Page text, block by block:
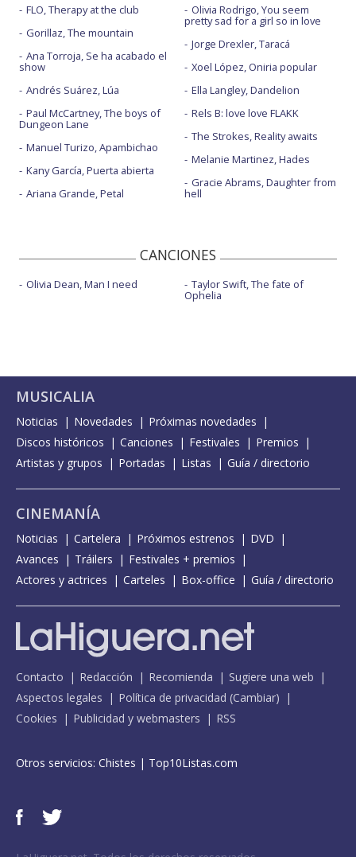
FLO, Therapy at the club
Gorillaz, The mountain
Ana Torroja, Se ha acabado el
show
Andrés Suárez, Lúa
Paul McCartney, The boys of
Dungeon Lane
Manuel Turizo, Apambichao
Kany García, Puerta abierta
Ariana Grande, Petal
Olivia Rodrigo, You seem
pretty sad for a girl so in love
Jorge Drexler, Taracá
Xoel López, Oniria popular
Ella Langley, Dandelion
Rels B: love love FLAKK
The Strokes, Reality awaits
Melanie Martinez, Hades
Gracie Abrams, Daughter from
hell
CANCIONES
Olivia Dean, Man I need Taylor Swift, The fate of
Ophelia
MUSICALIA
Noticias Novedades
Próximas novedades
Discos históricos
Canciones Festivales
Premios
Artistas y grupos
Portadas Listas Guía / directorio
CINEMANÍA
Noticias Cartelera Próximos estrenos
DVD
Avances
Tráilers
Festivales + premios
Actores y actrices
Carteles Box-office Guía / directorio
Contacto Redacción Recomienda
Sugiere una web
Aspectos legales
Política de privacidad (Cambiar)
Cookies
Publicidad y webmasters RSS
Otros servicios: Chistes | Top10Listas.com